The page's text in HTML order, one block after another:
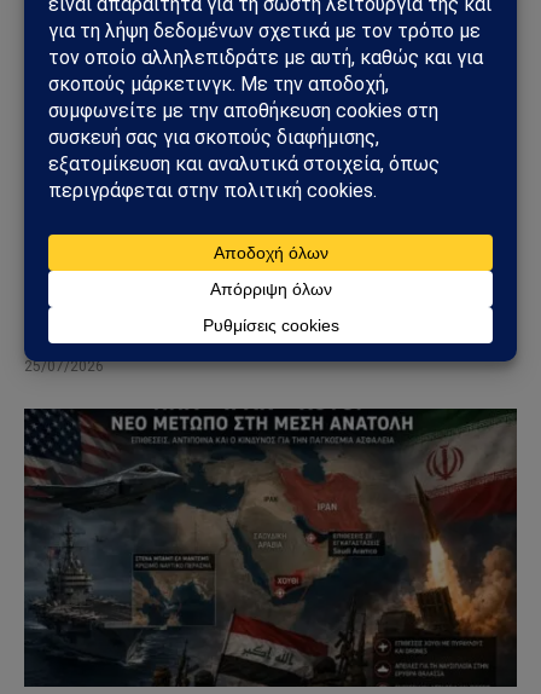
ΗΠΑ: «Όχι» στην επιστροφή της Τουρκίας στα F-
35 – Η επιστολή προς το Κογκρέσο που διατηρεί
το αδιέξοδο με τους S-400
25/07/2026